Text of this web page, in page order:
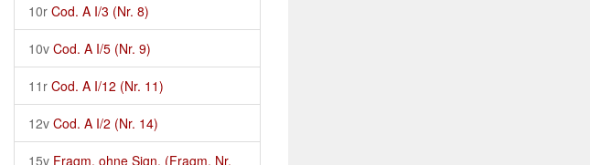
10r Cod. A I/3 (Nr. 8)
10v Cod. A I/5 (Nr. 9)
11r Cod. A I/12 (Nr. 11)
12v Cod. A I/2 (Nr. 14)
15v Fragm. ohne Sign. (Fragm. Nr.